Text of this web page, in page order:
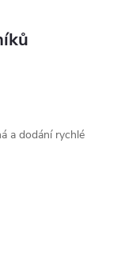
a dodání rychlé